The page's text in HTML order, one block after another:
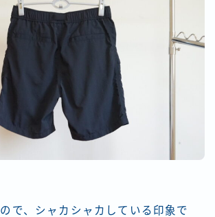
で、シャカシャカしている印象で